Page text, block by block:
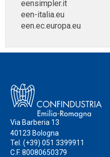
eensimpler.it
een-italia.eu
een.ec.europa.eu
Via Barberia 13
40123 Bologna
Tel. (+39) 051 3399911
C.F. 80080650379